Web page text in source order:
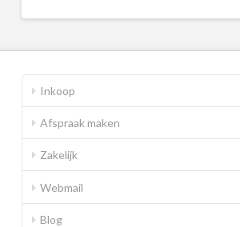
Inkoop
Afspraak maken
Zakelijk
Webmail
Blog